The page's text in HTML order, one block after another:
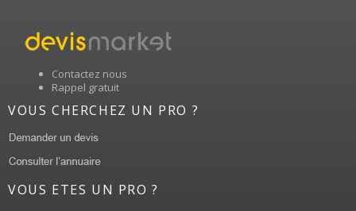
Contactez nous
Rappel gratuit
VOUS CHERCHEZ UN PRO ?
VOUS ETES UN PRO ?